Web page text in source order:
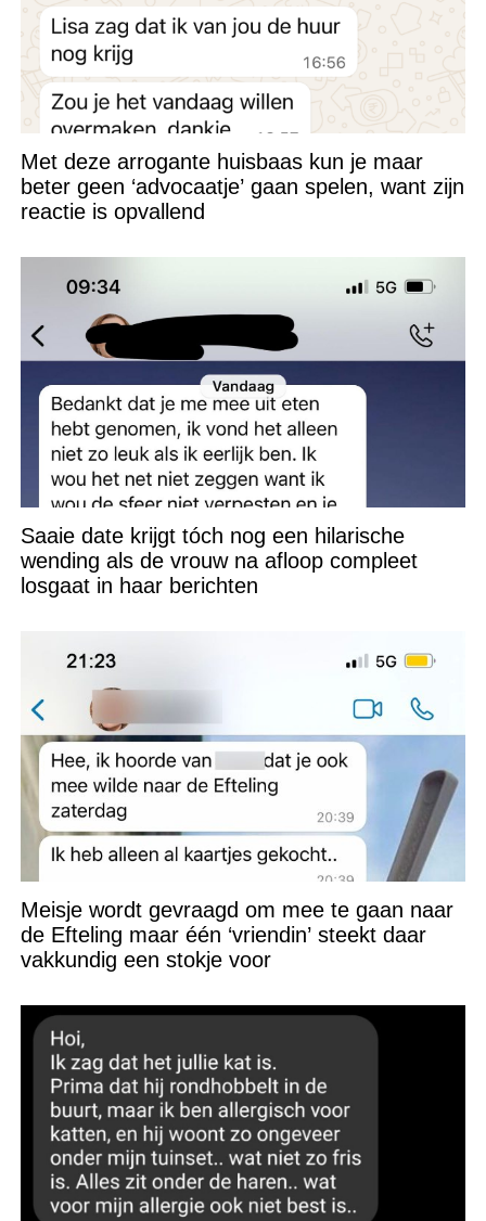
Met deze arrogante huisbaas kun je maar
beter geen ‘advocaatje’ gaan spelen, want zijn
reactie is opvallend
Saaie date krijgt tóch nog een hilarische
wending als de vrouw na afloop compleet
losgaat in haar berichten
Meisje wordt gevraagd om mee te gaan naar
de Efteling maar één ‘vriendin’ steekt daar
vakkundig een stokje voor